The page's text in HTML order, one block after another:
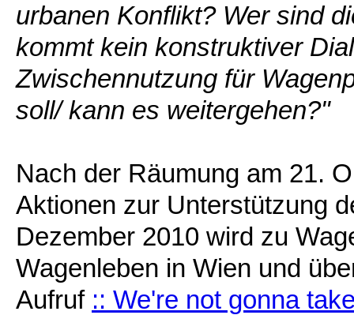
urbanen Konflikt? Wer sind
kommt kein konstruktiver
Zwischennutzung für
soll/ kann es weitergehen?"
Nach der Räumung am 21.
Aktionen zur Unterstützung
Dezember 2010 wird zu
Wagenleben in Wien und
Aufruf :: We're not gonna